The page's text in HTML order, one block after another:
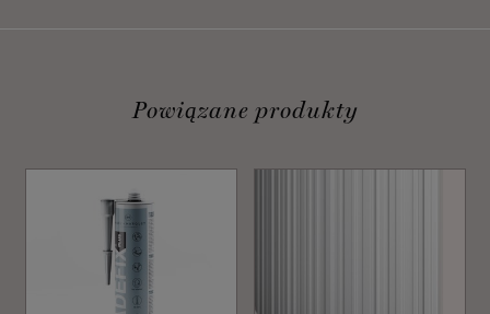
Powiązane produkty